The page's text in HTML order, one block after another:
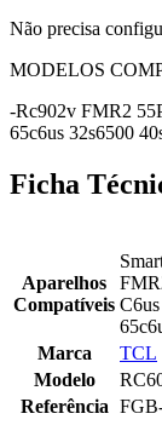
Não precisa
MODELOS
-Rc902v FMR2
65c6us 32s6500
Ficha
Aparelhos
Compatíveis
Marca
TCL
Modelo
Referência